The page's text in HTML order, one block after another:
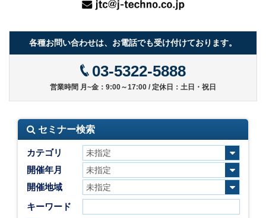
各種お問い合わせは、お電話でも受け付けております。
03-5322-5888
営業時間 月~金：9:00～17:00 / 定休日：土日・祝日
セミナー検索
カテゴリ
開催年月
開催地域
キーワード